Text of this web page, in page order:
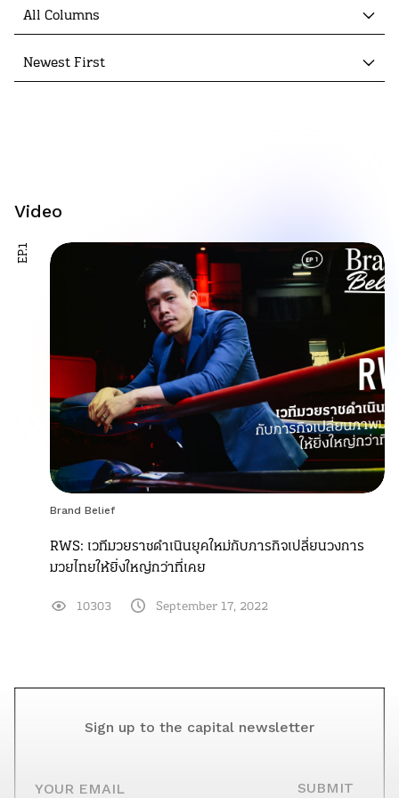
All Columns
Newest First
Video
Brand Belief
RWS: เวทีมวยราชดำเนินยุคใหม่กับภารกิจเปลี่ยนวงการ
มวยไทยให้ยิ่งใหญ่กว่าที่เคย
EP.1
10303 September 17, 2022
Sign up to the capital newsletter
SUBMIT